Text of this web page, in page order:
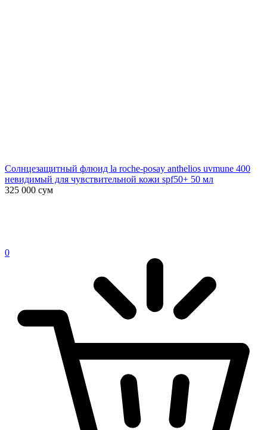
Солнцезащитный флюид la roche-posay anthelios uvmune 400
невидимый для чувствительной кожи spf50+ 50 мл
325 000 сум
0